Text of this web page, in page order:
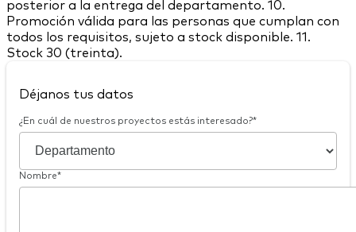
posterior a la entrega del departamento. 10.
Promoción válida para las personas que cumplan con
todos los requisitos, sujeto a stock disponible. 11.
Stock 30 (treinta).
Déjanos tus datos
¿En cuál de nuestros proyectos estás interesado?*
Nombre*